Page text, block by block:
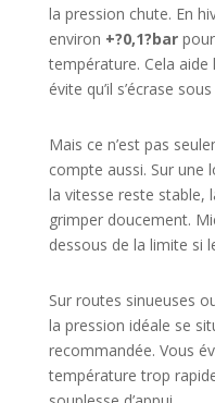
la pression chute. En
environ +?0,1?barpour
température. Cela
évite qu’il s’écrase
Mais ce n’est pas
compte aussi. Sur une
la vitesse reste stable,
grimper doucement.
dessous de la limite si
Sur routes sinueuses
la pression idéale se
recommandée. Vous
température trop